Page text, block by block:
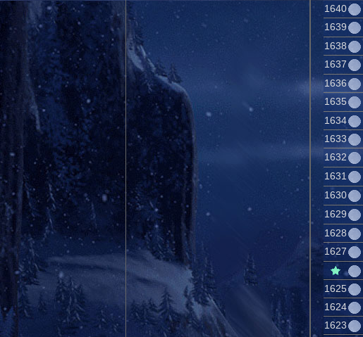
1640
1639
1638
1637
1636
1635
1634
1633
1632
1631
1630
1629
1628
1627
1625
1624
1623